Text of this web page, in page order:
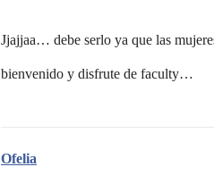
Jjajjaa… debe serlo ya que las
bienvenido y disfrute de faculty…
Ofelia